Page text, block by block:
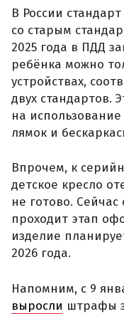
В России
со старым
2025 года в ПДД
ребёнка можно
устройствах,
двух стандартов.
на
лямок и
Впрочем, к
детское кресло
не готово.
проходит этап
изделие
2026 года.
Напомним, с 9
выросли штрафы